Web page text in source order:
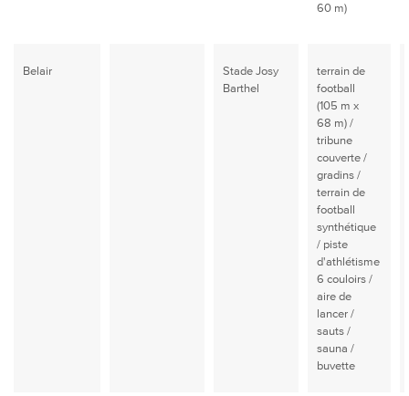
60 m)
Belair
Stade Josy
Barthel
terrain de
football
(105 m x
68 m) /
tribune
couverte /
gradins /
terrain de
football
synthétique
/ piste
d'athlétisme
6 couloirs /
aire de
lancer /
sauts /
sauna /
buvette